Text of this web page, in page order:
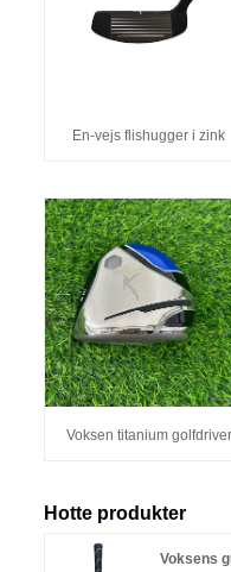
En-vejs flishugger i zink
Voksen titanium golfdriver
Hotte produkter
Voksens